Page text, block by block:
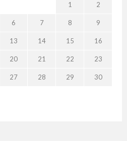
1 2
6 7 8 9
13 14 15 16
20 21 22 23
27 28 29 30